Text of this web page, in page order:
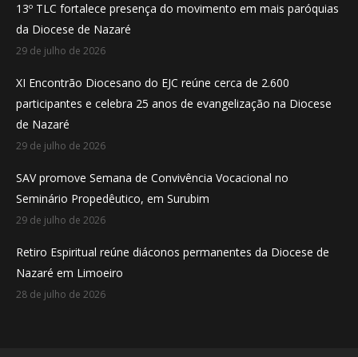
new
window
new
window
new
window
13º TLC fortalece presença do movimento em mais paróquias
da Diocese de Nazaré
29 de julho de 2026
XI Encontrão Diocesano do EJC reúne cerca de 2.600
participantes e celebra 25 anos de evangelização na Diocese
de Nazaré
29 de julho de 2026
SAV promove Semana de Convivência Vocacional no
Seminário Propedêutico, em Surubim
29 de julho de 2026
Retiro Espiritual reúne diáconos permanentes da Diocese de
Nazaré em Limoeiro
28 de julho de 2026